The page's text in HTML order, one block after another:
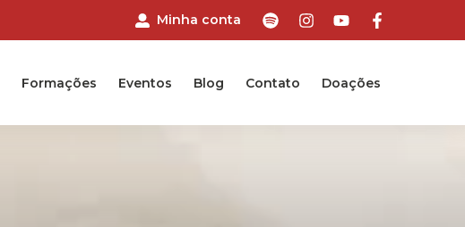
Minha conta
Formações Eventos Blog Contato Doações